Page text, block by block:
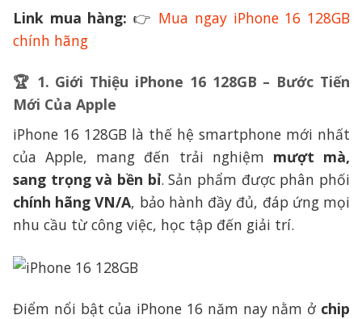
Link mua hàng: 👉 Mua ngay iPhone 16 128GB
chính hãng
🏆 1. Giới Thiệu iPhone 16 128GB – Bước Tiến
Mới Của Apple
iPhone 16 128GB là thế hệ smartphone mới nhất
của Apple, mang đến trải nghiệm mượt mà,
sang trọng và bền bỉ. Sản phẩm được phân phối
chính hãng VN/A, bảo hành đầy đủ, đáp ứng mọi
nhu cầu từ công việc, học tập đến giải trí.
Điểm nổi bật của iPhone 16 năm nay nằm ở chip